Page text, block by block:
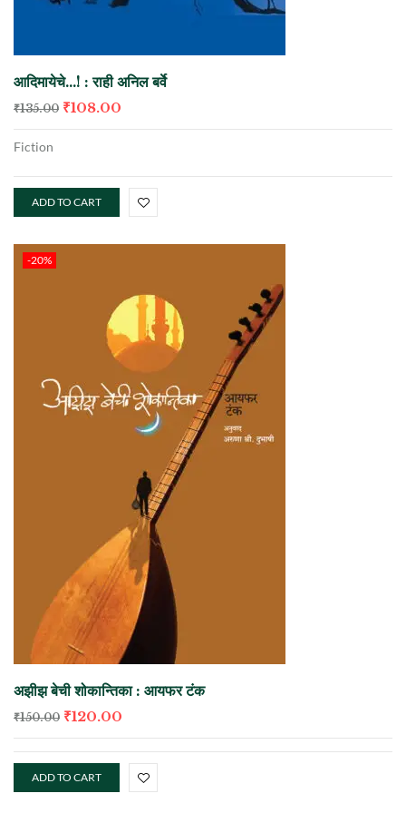
आदिमायेचे…! : राही अनिल बर्वे
₹135.00 ₹108.00
Fiction
ADD TO CART
-20%
अझीझ बेची शोकान्तिका : आयफर टंक
₹150.00 ₹120.00
ADD TO CART